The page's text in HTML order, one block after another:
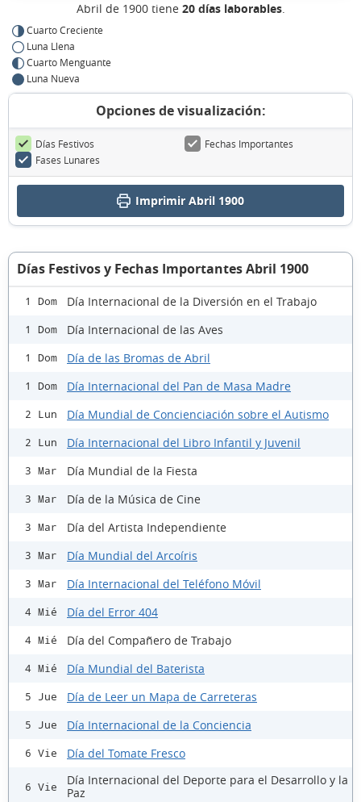
Abril de 1900 tiene 20 días laborables.
Cuarto Creciente
Luna Llena
Cuarto Menguante
Luna Nueva
Opciones de visualización:
Días Festivos
Fechas Importantes
Fases Lunares
Imprimir Abril 1900
Días Festivos y Fechas Importantes Abril 1900
1 Dom Día Internacional de la Diversión en el Trabajo
1 Dom Día Internacional de las Aves
1 Dom Día de las Bromas de Abril
1 Dom Día Internacional del Pan de Masa Madre
2 Lun Día Mundial de Concienciación sobre el Autismo
2 Lun Día Internacional del Libro Infantil y Juvenil
3 Mar Día Mundial de la Fiesta
3 Mar Día de la Música de Cine
3 Mar Día del Artista Independiente
3 Mar Día Mundial del Arcoíris
3 Mar Día Internacional del Teléfono Móvil
4 Mié Día del Error 404
4 Mié Día del Compañero de Trabajo
4 Mié Día Mundial del Baterista
5 Jue Día de Leer un Mapa de Carreteras
5 Jue Día Internacional de la Conciencia
6 Vie Día del Tomate Fresco
6 Vie
Día Internacional del Deporte para el Desarrollo y la
Paz